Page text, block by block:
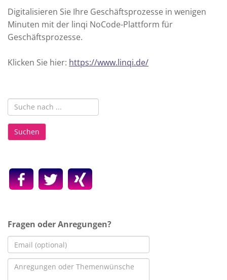
Digitalisieren Sie Ihre Geschäftsprozesse in wenigen
Minuten mit der linqi NoCode-Plattform für
Geschäftsprozesse.
Klicken Sie hier: https://www.linqi.de/
Suchen
Fragen oder Anregungen?